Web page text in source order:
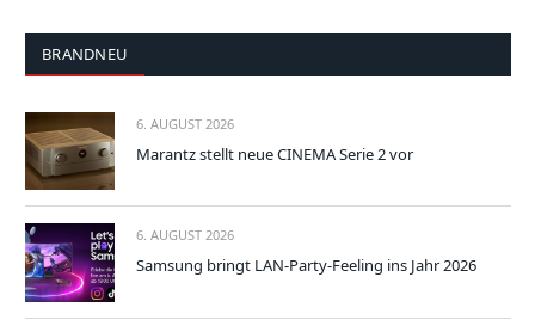
BRANDNEU
6. AUGUST 2026
Marantz stellt neue CINEMA Serie 2 vor
6. AUGUST 2026
Samsung bringt LAN-Party-Feeling ins Jahr 2026